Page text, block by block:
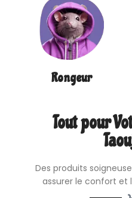
Rongeur
Tout pour
Des produits
assurer le confort et